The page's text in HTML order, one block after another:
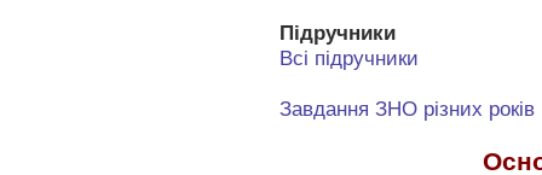
Підручники
Всі підручники
Завдання ЗНО різних років